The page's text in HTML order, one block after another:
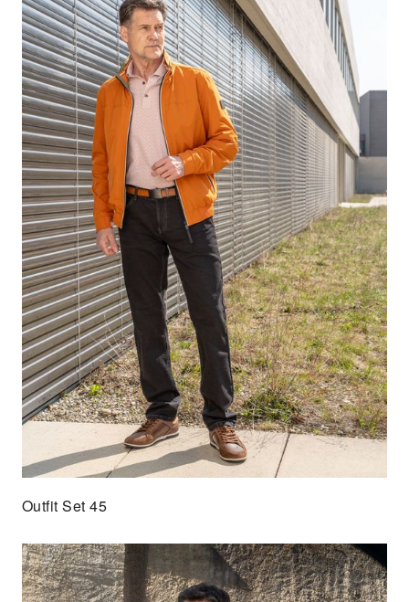
Outfit Set 45